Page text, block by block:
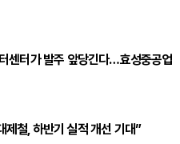
센터가 발주 앞당긴다…효성중공업
제철, 하반기 실적 개선 기대”